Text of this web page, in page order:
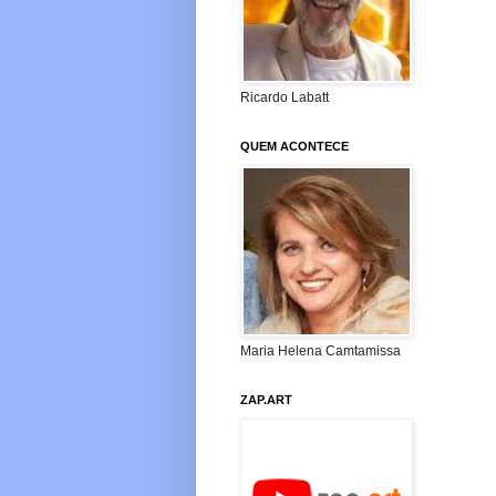
Ricardo Labatt
QUEM ACONTECE
Maria Helena Camtamissa
ZAP.ART